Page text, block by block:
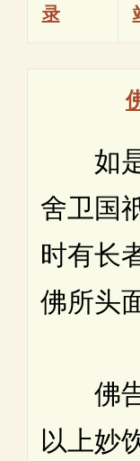
录
如是
舍卫国
时有长
佛所头
佛告
以上妙